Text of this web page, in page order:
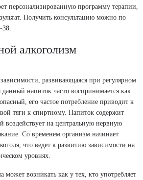
персонализированную программу терапии,
Получить консультацию можно по
38.
алкоголизм
развивающаяся при регулярном
напиток часто воспринимается как
его частое потребление приводит к
тяги к спиртному. Напиток содержит
воздействует на центральную нервную
Со временем организм начинает
что ведет к развитию зависимости на
уровнях.
может возникать как у тех, кто употребляет